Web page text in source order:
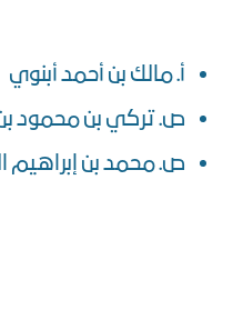
أ. مالك بن أحمد أبنوي
ص. تركي بن محمود
ص. محمد بن إبراهيم